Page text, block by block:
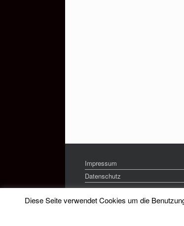
Impressum
Datenschutz
Diese Seite verwendet Cookies um die